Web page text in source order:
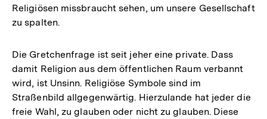
Religiösen missbraucht sehen, um unsere Gesellschaft
zu spalten.
Die Gretchenfrage ist seit jeher eine private. Dass
damit Religion aus dem öffentlichen Raum verbannt
wird, ist Unsinn. Religiöse Symbole sind im
Straßenbild allgegenwärtig. Hierzulande hat jeder die
freie Wahl, zu glauben oder nicht zu glauben. Diese